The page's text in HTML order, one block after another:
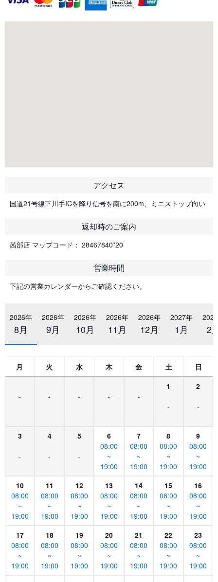
アクセス
国道21号線下川手ICを降り信号を南に200m、ミニストップ向い
返却時のご案内
茜部店 マップコード： 28467840*20
営業時間
下記の営業カレンダーからご確認ください。
2026年
8月
2026年
9月
2026年
10月
2026年
11月
2026年
12月
2027年
1月 2
月 火 水 木 金 土 日
- - - - -
1
-
2
-
3
-
4
-
5
-
6
08:00
~
19:00
7
08:00
~
19:00
8
08:00
~
19:00
9
08:00
~
19:00
10
08:00
~
19:00
11
08:00
~
19:00
12
08:00
~
19:00
13
08:00
~
19:00
14
08:00
~
19:00
15
08:00
~
19:00
16
08:00
~
19:00
17
08:00
~
19:00
18
08:00
~
19:00
19
08:00
~
19:00
20
08:00
~
19:00
21
08:00
~
19:00
22
08:00
~
19:00
23
08:00
~
19:00